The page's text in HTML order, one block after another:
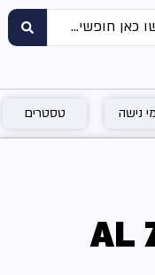
נישה טסטרים
AL